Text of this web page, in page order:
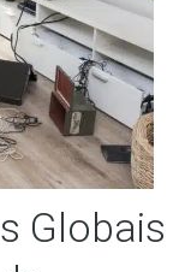
Globais